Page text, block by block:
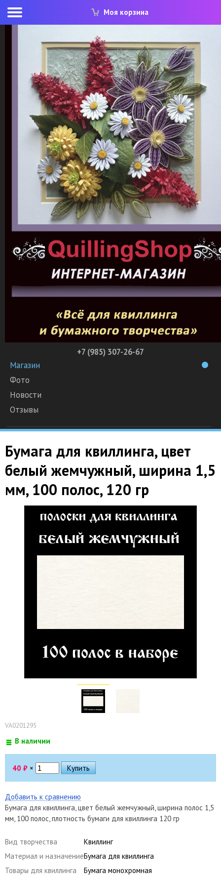
Моя корзина
+7 (985) 307-26-67
Магазин
Фото
Новости
Отзывы
Бумага для квиллинга, цвет
белый жемчужный, ширина 1,5
мм, 100 полос, 120 гр
VA0201295
В наличии
40 ₽ ×
Добавить к сравнению
Бумага для квиллинга, цвет белый жемчужный, ширина полос 1,5
мм, 100 полос, плотность бумаги для квиллинга 120 гр
Вид творчества
Квиллинг
Материал и назначениеБумага для квиллинга
Товары для квиллинга
Бумага монохромная